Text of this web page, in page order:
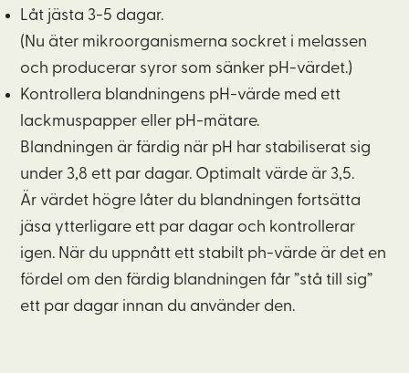
Låt jästa 3-5 dagar.
(Nu äter mikroorganismerna sockret i melassen
och producerar syror som sänker pH-värdet.)
Kontrollera blandningens pH-värde med ett
lackmuspapper eller pH-mätare.
Blandningen är färdig när pH har stabiliserat sig
under 3,8 ett par dagar. Optimalt värde är 3,5.
Är värdet högre låter du blandningen fortsätta
jäsa ytterligare ett par dagar och kontrollerar
igen. När du uppnått ett stabilt ph-värde är det en
fördel om den färdig blandningen får ”stå till sig”
ett par dagar innan du använder den.